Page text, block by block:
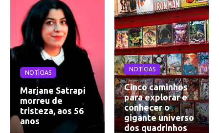
NOTÍCIAS
Marjane Satrapi
morreu de
tristeza, aos 56
anos
NOTÍCIAS
Cinco caminhos
para explorar e
conhecer o
gigante universo
dos quadrinhos